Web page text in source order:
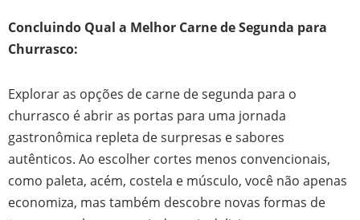
Concluindo Qual a Melhor Carne de Segunda para
Churrasco:
Explorar as opções de carne de segunda para o
churrasco é abrir as portas para uma jornada
gastronômica repleta de surpresas e sabores
autênticos. Ao escolher cortes menos convencionais,
como paleta, acém, costela e músculo, você não apenas
economiza, mas também descobre novas formas de